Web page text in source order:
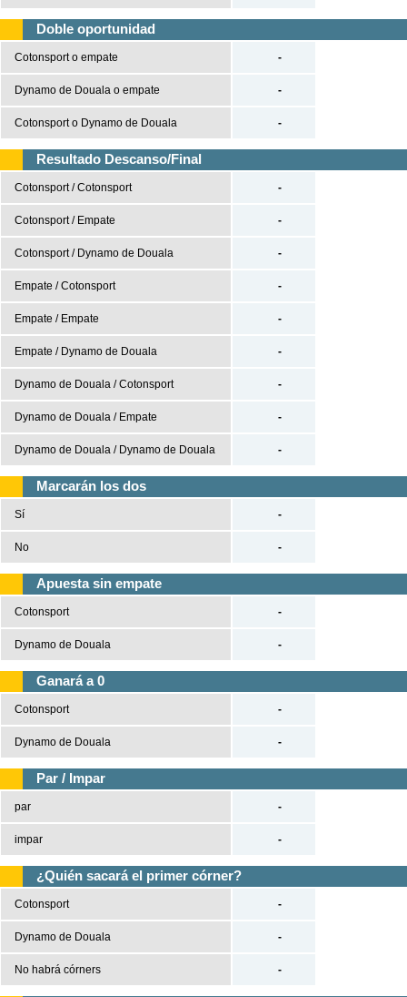
Doble oportunidad
Cotonsport o empate
Dynamo de Douala o empate
Cotonsport o Dynamo de Douala
-
-
-
Resultado Descanso/Final
Cotonsport / Cotonsport
Cotonsport / Empate
Cotonsport / Dynamo de Douala
Empate / Cotonsport
Empate / Empate
Empate / Dynamo de Douala
Dynamo de Douala / Cotonsport
Dynamo de Douala / Empate
Dynamo de Douala / Dynamo de Douala
-
-
-
-
-
-
-
-
-
Marcarán los dos
Sí
No
-
-
Apuesta sin empate
Cotonsport
Dynamo de Douala
-
-
Ganará a 0
Cotonsport
Dynamo de Douala
-
-
Par / Impar
par
impar
-
-
¿Quién sacará el primer córner?
Cotonsport
Dynamo de Douala
No habrá córners
-
-
-
Premier League
Bundesliga
Champions League
Europa League
Baloncesto
España
LEB
NBA
Europa
Euroliga
Eurocup
Tenis
Béisbol
Casas de Apuestas
Versión clásica